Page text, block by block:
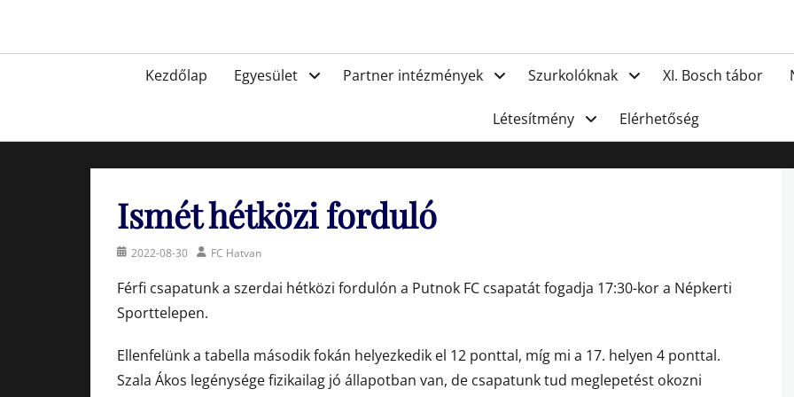
FC
PrimaryKezdőlap Egyesület Partner intézmények Szurkolóknak XI. Bosch tábor
Létesítmény Elérhetőség
Ismét hétközi forduló
Posted2022-08-30 AuthorFC Hatvan
Férfi csapatunk a szerdai hétközi fordulón a Putnok FC csapatát fogadja 17:30-kor a Népkerti
Sporttelepen.
Ellenfelünk a tabella második fokán helyezkedik el 12 ponttal, míg mi a 17. helyen 4 ponttal.
Szala Ákos legénysége fizikailag jó állapotban van, de csapatunk tud meglepetést okozni